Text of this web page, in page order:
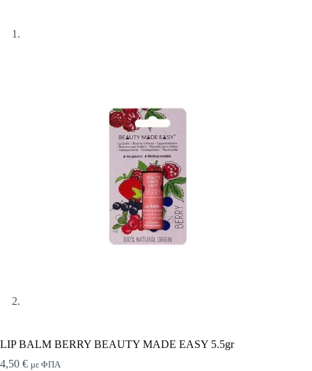
LIP BALM BERRY BEAUTY MADE EASY 5.5gr
4,50 € με ΦΠΑ